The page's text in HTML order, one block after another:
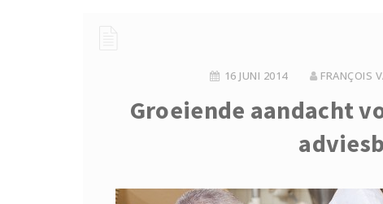
16 JUNI 2014 FRANÇOIS
Groeiende aandacht